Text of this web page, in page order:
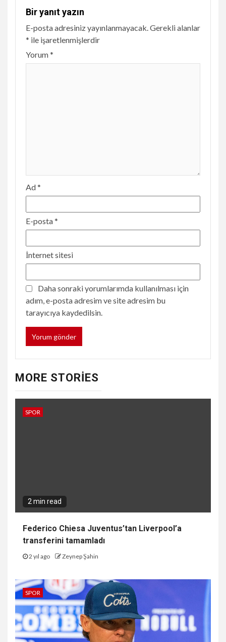
Bir yanıt yazın
E-posta adresiniz yayınlanmayacak.Gerekli alanlar
* ile işaretlenmişlerdir
Yorum*
Ad*
E-posta*
İnternet sitesi
Daha sonraki yorumlarımda kullanılması için
adım, e-posta adresim ve site adresim bu
tarayıcıya kaydedilsin.
MORE STORIES
SPOR
2 min read
Federico Chiesa Juventus’tan Liverpool’a
transferini tamamladı
2 yıl ago Zeynep Şahin
SPOR